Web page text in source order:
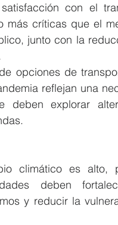
con el
más críticas que el
junto con la
opciones de
reflejan una
explorar
climático es alto,
deben
y reducir la